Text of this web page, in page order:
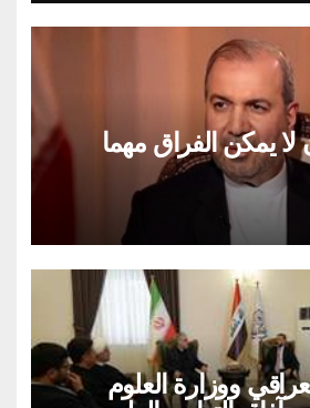
لا يمكن الفراق مهما
ووزارة العلوم